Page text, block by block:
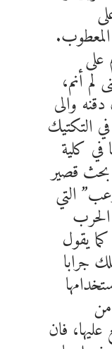
على
لم أنم،
والى
التكتيك
في كلية
بحث قصير
التي
يقول
جرابا
فان